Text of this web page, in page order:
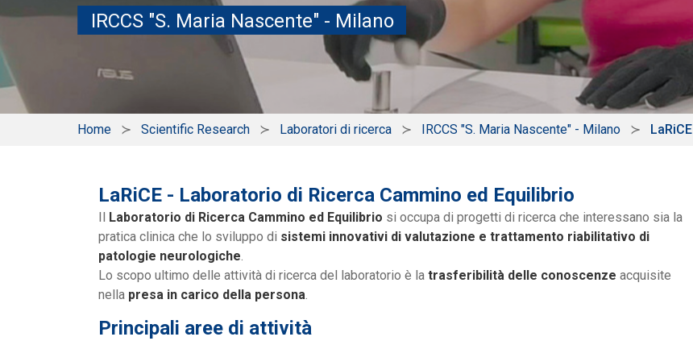
IRCCS "S. Maria Nascente" - Milano
Home Scientific Research Laboratori di ricerca IRCCS "S. Maria Nascente" - Milano LaRiCE
LaRiCE - Laboratorio di Ricerca Cammino ed Equilibrio
Il Laboratorio di Ricerca Cammino ed Equilibrio si occupa di progetti di ricerca che interessano sia la
pratica clinica che lo sviluppo di sistemi innovativi di valutazione e trattamento riabilitativo di
patologie neurologiche.
Lo scopo ultimo delle attività di ricerca del laboratorio è la trasferibilità delle conoscenze acquisite
nella presa in carico della persona.
Principali aree di attività